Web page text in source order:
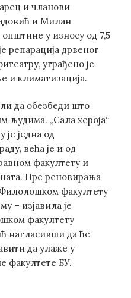
и чланови
и Милан
у износу од 7,5
репарација дрвеног
уграђено је
и климатизација.
да обезбеди што
људима. „Сала хероја“
једна од
већа је и од
факултету и
Пре реновирања
Филолошком факултету
– изјавила је
факултету
нагласивши да ће
да улаже у
факултете БУ.